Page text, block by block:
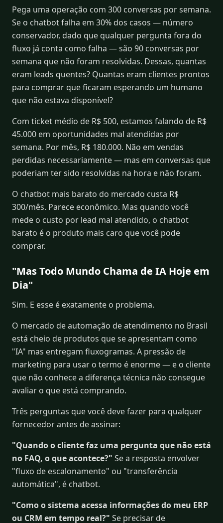
Pega uma operação com 300 conversas por semana.
Se o chatbot falha em 30% dos casos — número
conservador, dado que qualquer pergunta fora do
fluxo já conta como falha — são 90 conversas por
semana que não foram resolvidas. Dessas, quantas
eram leads quentes? Quantas eram clientes prontos
para comprar que ficaram esperando um humano
que não estava disponível?
Com ticket médio de R$ 500, estamos falando de R$
45.000 em oportunidades mal atendidas por
semana. Por mês, R$ 180.000. Não em vendas
perdidas necessariamente — mas em conversas que
poderiam ter sido resolvidas na hora e não foram.
O chatbot mais barato do mercado custa R$
300/mês. Parece econômico. Mas quando você
mede o custo por lead mal atendido, o chatbot
barato é o produto mais caro que você pode
comprar.
"Mas Todo Mundo Chama de IA Hoje em
Dia"
Sim. E esse é exatamente o problema.
O mercado de automação de atendimento no Brasil
está cheio de produtos que se apresentam como
"IA" mas entregam fluxogramas. A pressão de
marketing para usar o termo é enorme — e o cliente
que não conhece a diferença técnica não consegue
avaliar o que está comprando.
Três perguntas que você deve fazer para qualquer
fornecedor antes de assinar:
"Quando o cliente faz uma pergunta que não está
no FAQ, o que acontece?" Se a resposta envolver
"fluxo de escalonamento" ou "transferência
automática", é chatbot.
"Como o sistema acessa informações do meu ERP
ou CRM em tempo real?" Se precisar de